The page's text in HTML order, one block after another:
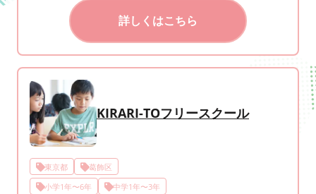
詳しくはこちら
KIRARI-TOフリースクール
東京都
葛飾区
小学1年〜6年
中学1年〜3年